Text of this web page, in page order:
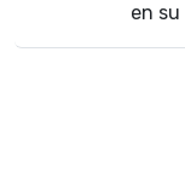
en su